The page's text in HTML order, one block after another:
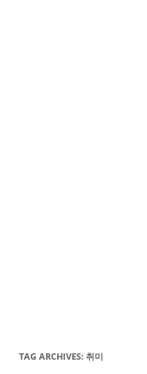
TAG ARCHIVES: 취미